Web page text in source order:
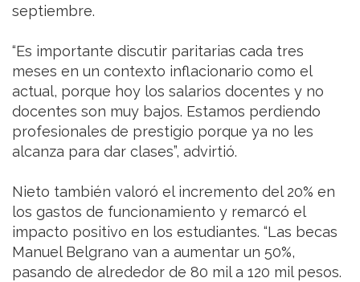
septiembre.
“Es importante discutir paritarias cada tres
meses en un contexto inflacionario como el
actual, porque hoy los salarios docentes y no
docentes son muy bajos. Estamos perdiendo
profesionales de prestigio porque ya no les
alcanza para dar clases”, advirtió.
Nieto también valoró el incremento del 20% en
los gastos de funcionamiento y remarcó el
impacto positivo en los estudiantes. “Las becas
Manuel Belgrano van a aumentar un 50%,
pasando de alrededor de 80 mil a 120 mil pesos.